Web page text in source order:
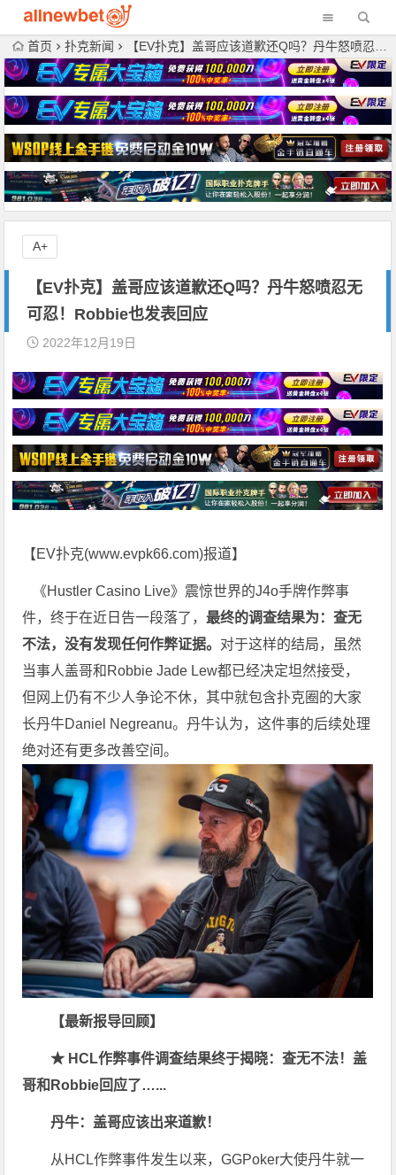
首页 扑克新闻 【EV扑克】盖哥应该道歉还Q吗？丹牛怒喷忍无可忍！Robbie也发表回应
【EV扑克】盖哥应该道歉还Q吗？丹牛怒喷忍无
可忍！Robbie也发表回应
2022年12月19日
【EV扑克(www.evpk66.com)报道】
《Hustler Casino Live》震惊世界的J4o手牌作弊事
件，终于在近日告一段落了，最终的调查结果为：查无
不法，没有发现任何作弊证据。 对于这样的结局，虽然
当事人盖哥和Robbie Jade Lew都已经决定坦然接受，
但网上仍有不少人争论不休，其中就包含扑克圈的大家
长丹牛Daniel Negreanu。丹牛认为，这件事的后续处理
绝对还有更多改善空间。
【最新报导回顾】
★ HCL作弊事件调查结果终于揭晓：查无不法！盖
哥和Robbie回应了…...
丹牛：盖哥应该出来道歉！
从HCL作弊事件发生以来，GGPoker大使丹牛就一
A+